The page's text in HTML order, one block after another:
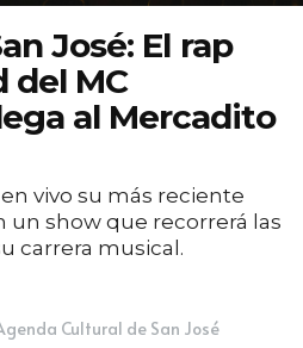
José: El rap
del MC
al Mercadito
vivo su más reciente
show que recorrerá las
carrera musical.
Cultural de San José